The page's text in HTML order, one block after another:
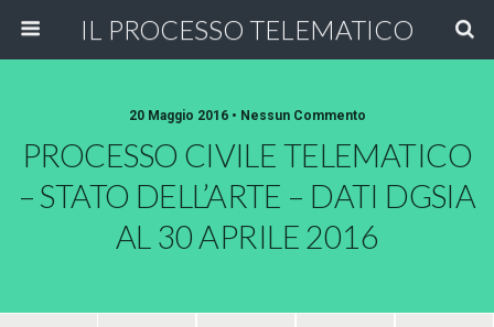
IL PROCESSO TELEMATICO
20 Maggio 2016 • Nessun Commento
PROCESSO CIVILE TELEMATICO
– STATO DELL’ARTE – DATI DGSIA
AL 30 APRILE 2016